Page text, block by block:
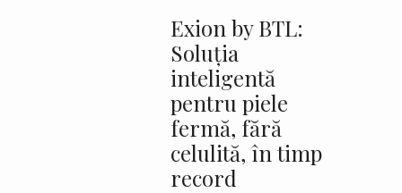
Exion by BTL:
Soluția
inteligentă
pentru piele
fermă, fără
celulită, în timp
record